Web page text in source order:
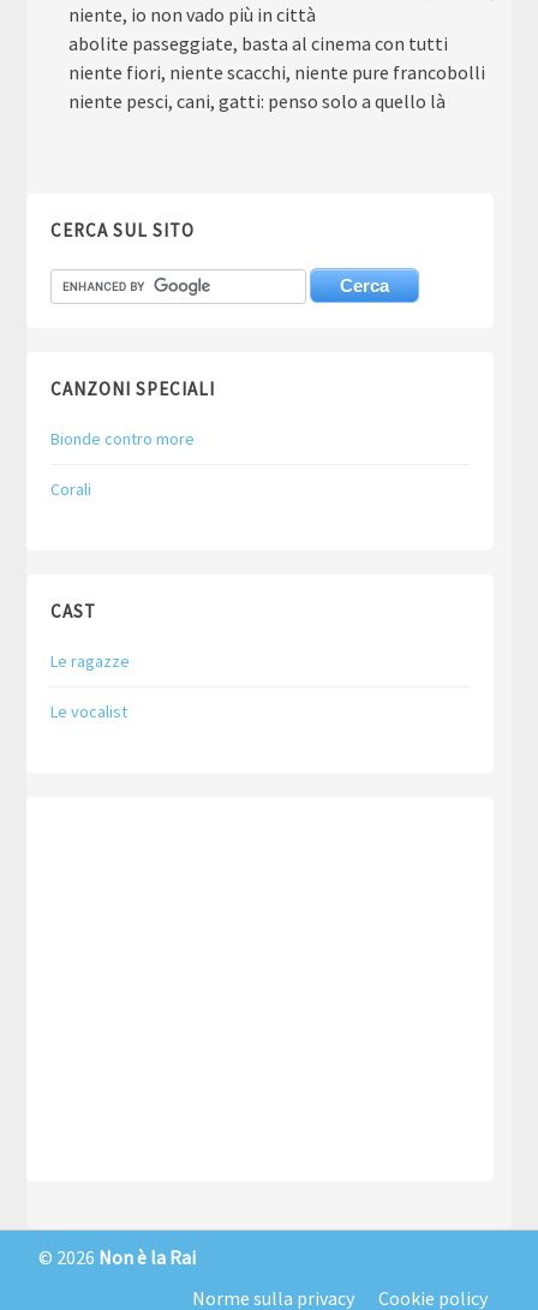
niente, io non vado più in città
abolite passeggiate, basta al cinema con tutti
niente fiori, niente scacchi, niente pure francobolli
niente pesci, cani, gatti: penso solo a quello là
CERCA SUL SITO
CANZONI SPECIALI
Bionde contro more
Corali
CAST
Le ragazze
Le vocalist
© 2026 Non è la Rai
Norme sulla privacy
Cookie policy